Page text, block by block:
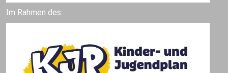
Im Rahmen des: